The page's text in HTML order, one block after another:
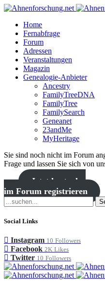
Home
Fernabfrage
Forum
Adressen
Veranstaltungen
Magazin
Genealogie-Anbieter
Ancestry
FamilyTreeDNA
FamilyTree
FamilySearch
Geneanet
23andMe
MyHeritage
Sie sind noch nicht im Forum
Frage und lassen Sie sich von
Jetzt kostenlos
im Forum registrieren
Social Links
Instagram 10 Followers
Facebook 2K Likes
Twitter 10 Followers